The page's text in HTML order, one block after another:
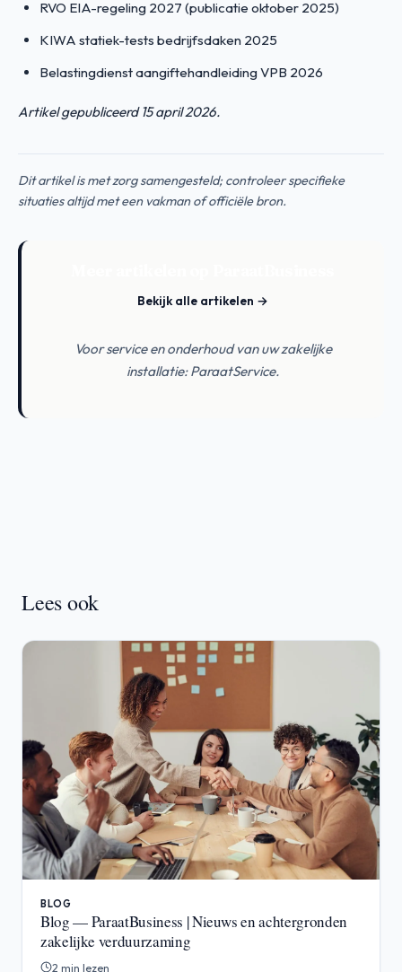
RVO EIA-regeling 2027 (publicatie oktober 2025)
KIWA statiek-tests bedrijfsdaken 2025
Belastingdienst aangiftehandleiding VPB 2026
Artikel gepubliceerd 15 april 2026.
Dit artikel is met zorg samengesteld; controleer specifieke
situaties altijd met een vakman of officiële bron.
Bekijk alle artikelen →
Voor service en onderhoud van uw zakelijke
installatie:ParaatService.
Lees ook
BLOG
Blog — ParaatBusiness | Nieuws en achtergronden
zakelijke verduurzaming
2 min lezen